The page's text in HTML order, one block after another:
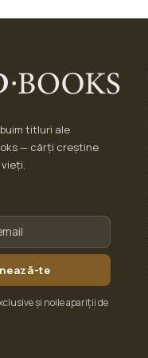
titluri ale
— cărți creștine
te
și noile apariții de